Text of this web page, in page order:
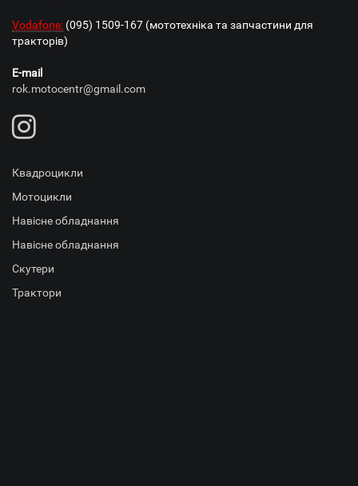
Vodafone: (095) 1509-167 (мототехніка та запчастини для
тракторів)
E-mail
rok.motocentr@gmail.com
Квадроцикли
Мотоцикли
Навісне обладнання
Навісне обладнання
Скутери
Трактори